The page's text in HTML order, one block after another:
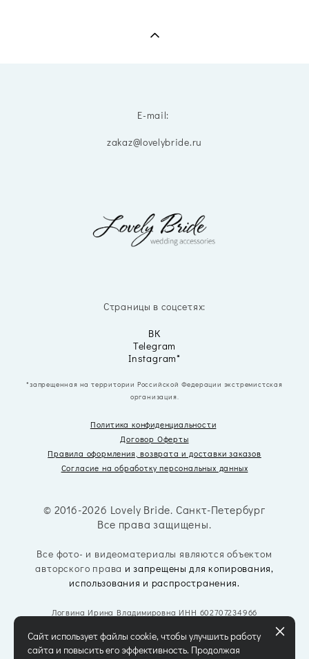
E-mail:
zakaz@lovelybride.ru
Страницы в соцсетях:
ВК
Telegram
Instagram*
*запрещенная на территории Российской Федерации экстремистская
организация.
Политика конфиденциальности
Договор Оферты
Правила оформления, возвратаи доставки заказов
Согласие на обработку персональных данных
© 2016-2026 Lovely Bride. Санкт-Петербург
Все права защищены.
Все фото- и видеоматериалы являются объектом
авторского права и запрещены для копирования,
использования и распространения.
Логвина Ирина Владимировна ИНН 602707234966
Сайт использует файлы cookie, чтобы улучшить работу
сайта и повысить его эффективность. Продолжая